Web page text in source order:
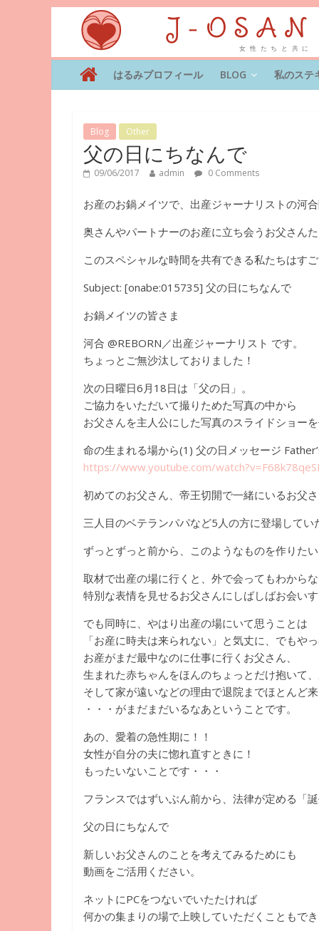
はるみプロフィール BLOG 私のステ
Blog Other
父の日にちなんで
09/06/2017 admin 0 Comments
お産のお鍋メイツで、出産ジャーナリストの河合
奥さんやパートナーのお産に立ち会うお父さんた
このスペシャルな時間を共有できる私たちはす
Subject: [onabe:015735] 父の日にちなんで
お鍋メイツの皆さま
河合 @REBORN／出産ジャーナリスト です。
ちょっとご無沙汰しておりました！
次の日曜日6月18日は「父の日」。
ご協力をいただいて撮りためた写真の中から
お父さんを主人公にした写真のスライドショー
命の生まれる場から(1) 父の日メッセージ
https://www.youtube.com/watch?
初めてのお父さん、帝王切開で一緒にいるお父さ
三人目のベテランパパなど5人の方に登場してい
ずっとずっと前から、 このようなものを作りた
取材で出産の場に行くと、 外で会ってもわから
特別な表情を見せるお父さんにしばしばお会いす
でも同時に、やはり出産の場にいて思うことは
「お産に時夫は来られない」と気丈に、 でもや
お産がまだ最中なのに仕事に行くお父さん、
生まれた赤ちゃんをほんのちょっとだけ抱いて、
そして家が遠いなどの理由で退院までほとんど
・・・がまだまだいるなあということです。
あの、愛着の急性期に！！
女性が自分の夫に惚れ直すときに！
もったいないことです・・・
フランスではずいぶん前から、法律が定める「誕
父の日にちなんで
新しいお父さんのことを考えてみるためにも
動画をご活用ください。
ネットにPCをつないでいたたければ
何かの集まりの場で上映していただくこともでき